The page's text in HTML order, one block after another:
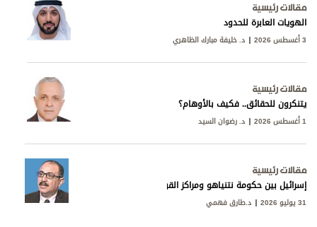
مقالات رئيسية
الهويات العابرة للحدود
3 أغسطس 2026 د. خليفة مبارك الظاهري
مقالات رئيسية
يتنكرون للحقائق.. فكيف بالأوهام؟
1 أغسطس 2026 د. رضوان السيد
مقالات رئيسية
إسرائيل بين حكومة نتنياهو ومراكز القوى
31 يوليو 2026 د.طارق فهمي